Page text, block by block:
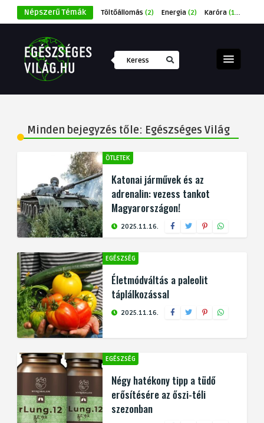
Népszerű Témák Töltőállomás (2) Energia (2) Karóra (1)
Minden bejegyzés tőle: Egészséges Világ
ÖTLETEK
Katonai járművek és az
adrenalin: vezess tankot
Magyarországon!
2025.11.16.
EGÉSZSÉG
Életmódváltás a paleolit
táplálkozással
2025.11.16.
EGÉSZSÉG
Négy hatékony tipp a tüdő
erősítésére az őszi-téli
szezonban